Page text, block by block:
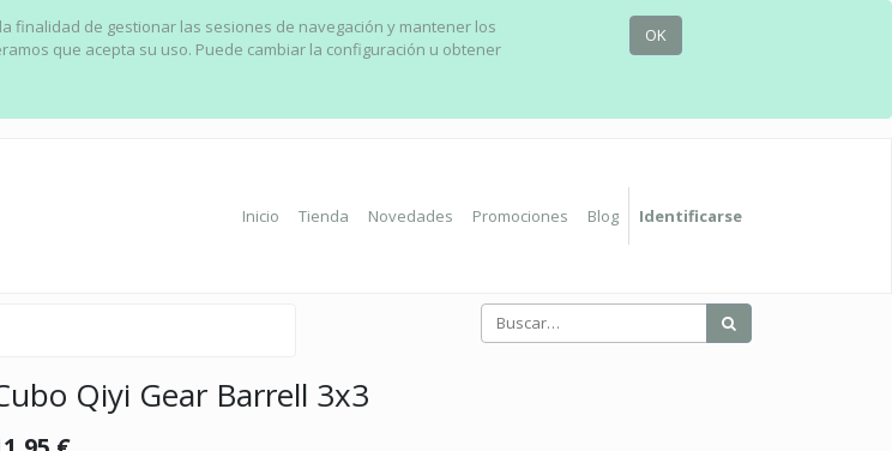
finalidad de gestionar las sesiones de navegación y mantener los
que acepta su uso. Puede cambiar la configuración u obtener
OK
Inicio Tienda Novedades Promociones Blog Identificarse
Qiyi Gear Barrell 3x3